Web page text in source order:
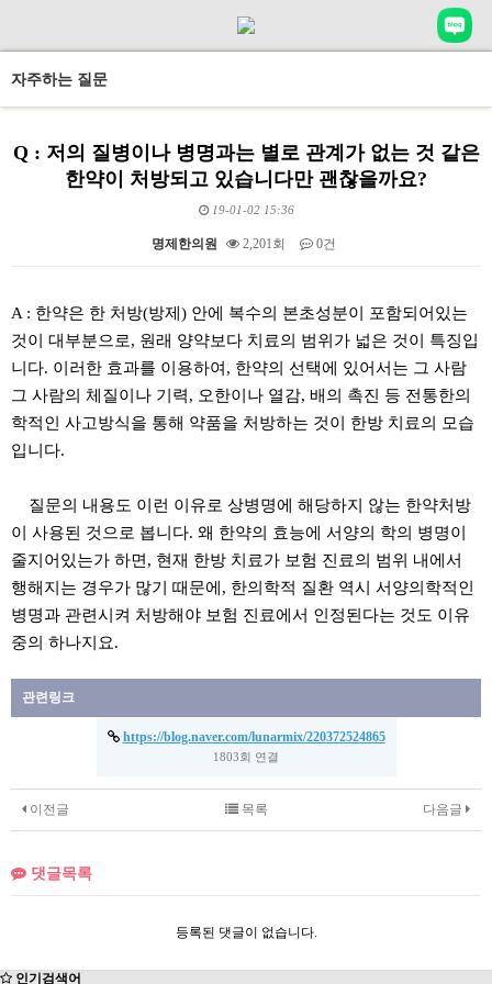
자주하는 질문
Q : 저의 질병이나 병명과는 별로 관계가 없는 것 같은
한약이 처방되고 있습니다만 괜찮을까요?
19-01-02 15:36
명제한의원 2,201회 0건
A : 한약은 한 처방(방제) 안에 복수의 본초성분이 포함되어있는
것이 대부분으로, 원래 양약보다 치료의 범위가 넓은 것이 특징입
니다. 이러한 효과를 이용하여, 한약의 선택에 있어서는 그 사람
그 사람의 체질이나 기력, 오한이나 열감, 배의 촉진 등 전통한의
학적인 사고방식을 통해 약품을 처방하는 것이 한방 치료의 모습
입니다.
질문의 내용도 이런 이유로 상병명에 해당하지 않는 한약처방
이 사용된 것으로 봅니다. 왜 한약의 효능에 서양의 학의 병명이
줄지어있는가 하면, 현재 한방 치료가 보험 진료의 범위 내에서
행해지는 경우가 많기 때문에, 한의학적 질환 역시 서양의학적인
병명과 관련시켜 처방해야 보험 진료에서 인정된다는 것도 이유
중의 하나지요.
관련링크
https://blog.naver.com/lunarmix/220372524865
1803회 연결
이전글 다음글
목록
댓글목록
등록된 댓글이 없습니다.
인기검색어